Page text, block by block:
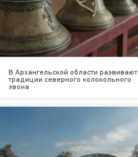
В Архангельской области развивают
традиции северного колокольного
звона